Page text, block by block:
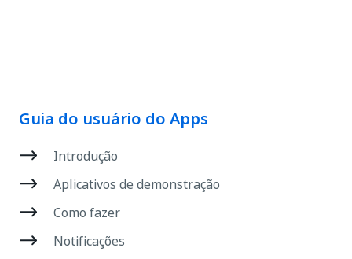
Guia do usuário do Apps
Introdução
Aplicativos de demonstração
Como fazer
Notificações